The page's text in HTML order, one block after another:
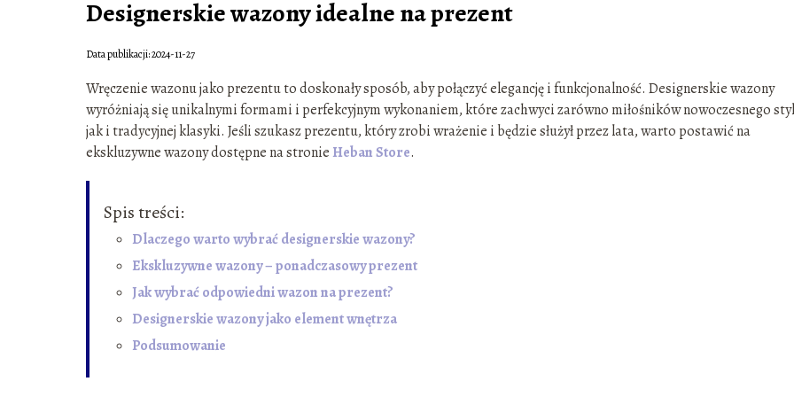
Designerskie wazony idealne na prezent
Data publikacji: 2024-11-27
Wręczenie wazonu jako prezentu to doskonały sposób, aby połączyć elegancję i funkcjonalność. Designerskie wazony
wyróżniają się unikalnymi formami i perfekcyjnym wykonaniem, które zachwyci zarówno miłośników nowoczesnego
jak i tradycyjnej klasyki. Jeśli szukasz prezentu, który zrobi wrażenie i będzie służył przez lata, warto postawić na
ekskluzywne wazony dostępne na stronie Heban Store.
Spis treści:
Dlaczego warto wybrać designerskie wazony?
Ekskluzywne wazony – ponadczasowy prezent
Jak wybrać odpowiedni wazon na prezent?
Designerskie wazony jako element wnętrza
Podsumowanie